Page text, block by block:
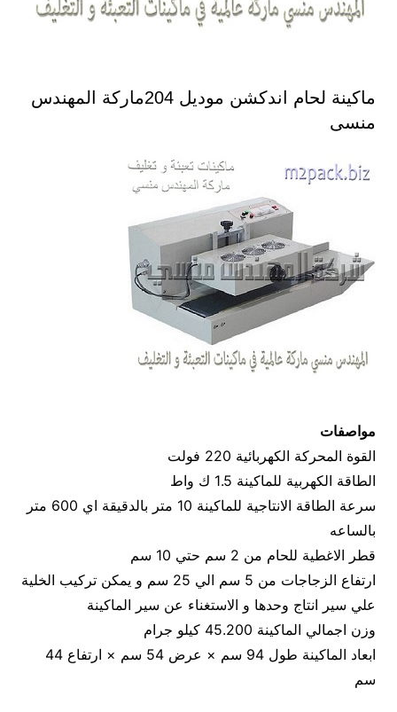
ماكينة لحام اندكشن موديل 204ماركة المهندس
منسى
مواصفات
القوة المحركة الكهربائية 220 فولت
الطاقة الكهربية للماكينة 1.5 ك واط
سرعة الطاقة الانتاجية للماكينة 10 متر بالدقيقة اي 600 متر
بالساعه
قطر الاغطية للحام من 2 سم حتي 10 سم
ارتفاع الزجاجات من 5 سم الي 25 سم و يمكن تركيب الخلية
علي سير انتاج وحدها و الاستغناء عن سير الماكينة
وزن اجمالي الماكينة 45.200 كيلو جرام
ابعاد الماكينة طول 94 سم × عرض 54 سم × ارتفاع 44
سم